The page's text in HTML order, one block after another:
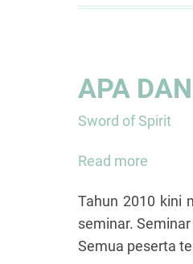
1)
APA
Sword of Spirit
Read more
DAN
SIAPA
SAKSI
Tahun 2010 kini
seminar.
Semua peserta